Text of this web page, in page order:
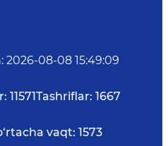
: 2026-08-08 15:49:09
11571Tashriflar: 1667
vaqt: 1573